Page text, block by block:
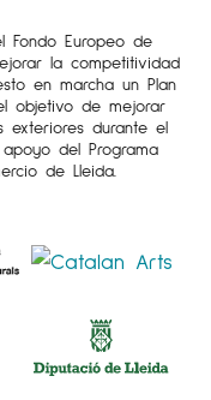
Fondo Europeo de
la competitividad
en marcha un Plan
objetivo de mejorar
exteriores durante el
del Programa
de Lleida.